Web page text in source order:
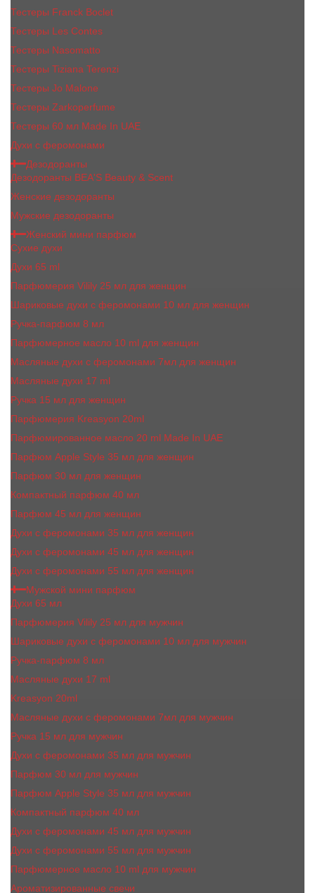
Тестеры Franck Boclet
Тестеры Les Contes
Тестеры Nasomatto
Тестеры Tiziana Terenzi
Тестеры Jо Malоnе
Тестеры Zarkoperfume
Тестеры 60 мл Made In UAE
Духи с феромонами
Дезодоранты
Дезодоранты BEA'S Beauty & Scent
Женские дезодоранты
Мужские дезодоранты
Женский мини парфюм
Сухие духи
Духи 65 ml
Парфюмерия Vilily 25 мл для женщин
Шариковые духи с феромонами 10 мл для женщин
Ручка-парфюм 8 мл
Парфюмерное масло 10 ml для женщин
Масляные духи c феромонами 7мл для женщин
Масляные духи 17 ml
Ручка 15 мл для женщин
Парфюмерия Kreasyon 20ml
Парфюмированное масло 20 ml Made In UAE
Парфюм Apple Style 35 мл для женщин
Парфюм 30 мл для женщин
Компактный парфюм 40 мл
Парфюм 45 мл для женщин
Духи с феромонами 35 мл для женщин
Духи с феромонами 45 мл для женщин
Духи с феромонами 55 мл для женщин
Мужской мини парфюм
Духи 65 мл
Парфюмерия Vilily 25 мл для мужчин
Шариковые духи с феромонами 10 мл для мужчин
Ручка-парфюм 8 мл
Масляные духи 17 ml
Kreasyon 20ml
Масляные духи c феромонами 7мл для мужчин
Ручка 15 мл для мужчин
Духи с феромонами 35 мл для мужчин
Парфюм 30 мл для мужчин
Парфюм Apple Style 35 мл для мужчин
Компактный парфюм 40 мл
Духи с феромонами 45 мл для мужчин
Духи с феромонами 55 мл для мужчин
Парфюмерное масло 10 ml для мужчин
Ароматизированные свечи